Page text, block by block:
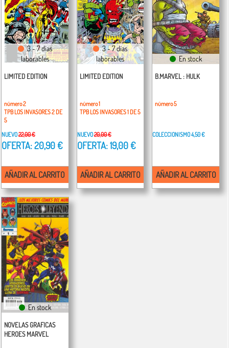
3 - 7 días
laborables
LIMITED EDITION
número 2
TPB LOS INVASORES 2 DE
5
NUEVO22,00 €
OFERTA: 20,90 €
AÑADIR AL CARRITO
3 - 7 días
laborables
LIMITED EDITION
número 1
TPB LOS INVASORES 1 DE 5
NUEVO20,00 €
OFERTA: 19,00 €
AÑADIR AL CARRITO
En stock
B.MARVEL : HULK
número 5
COLECCIONISMO4,50 €
AÑADIR AL CARRITO
En stock
NOVELAS GRAFICAS
HEROES MARVEL